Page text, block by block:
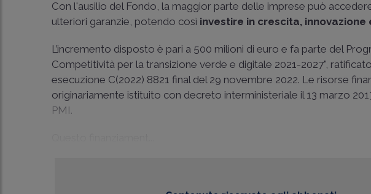
Con l'ausilio del Fondo, la maggior parte delle imprese può
ulteriori garanzie, potendo così investire in crescita,
L’incremento disposto è pari a 500 milioni di euro e fa parte del
Competitività per la transizione verde e digitale 2021-2027",
esecuzione C(2022) 8821 final del 29 novembre 2022. Le risorse
originariamente istituito con decreto interministeriale il 13 marzo
PMI.